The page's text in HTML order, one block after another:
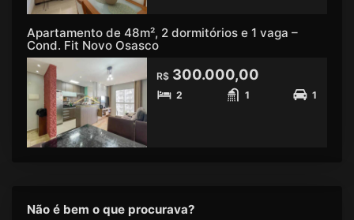
Apartamento de 48m², 2 dormitórios e 1 vaga –
Cond. Fit Novo Osasco
R$ 300.000,00
2 1 1
Não é bem o que procurava?